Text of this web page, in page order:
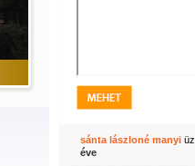
sánta lászloné manyi
éve